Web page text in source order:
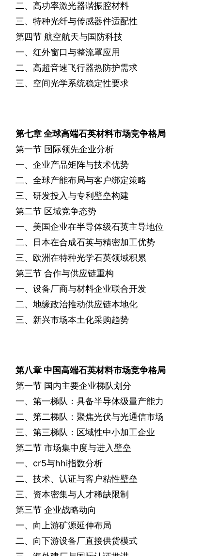
二、高功率激光器谐振腔材料
三、特种光纤与传感器件适配性
第四节 航空航天与国防科技
一、红外窗口与整流罩应用
二、高超音速飞行器热防护需求
三、空间光学系统稳定性要求
第七章全球高端石英材料市场竞争格局
第一节 国际领先企业分析
一、企业产品矩阵与技术优势
二、全球产能布局与客户绑定策略
三、研发投入与专利壁垒构建
第二节 区域竞争态势
一、美国企业在半导体级石英主导地位
二、日本在合成石英与精密加工优势
三、欧洲在特种光学石英领域积累
第三节 合作与供应链重构
一、设备厂商与材料企业联合开发
二、地缘政治推动供应链本地化
三、新兴市场本土化采购趋势
第八章 中国高端石英材料市场竞争格局
第一节 国内主要企业梯队划分
一、第一梯队：具备半导体级量产能力
二、第二梯队：聚焦光伏与光通信市场
三、第三梯队：区域性中小加工企业
第二节 市场集中度与进入壁垒
一、 cr5与hhi指数分析
二、技术、认证与客户粘性壁垒
三、资本密集与人才稀缺限制
第三节 企业战略动向
一、向上游矿源延伸布局
二、向下游设备厂直接供货模式